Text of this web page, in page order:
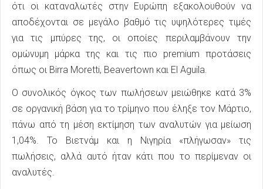
ότι οι καταναλωτές στην Ευρώπη εξακολουθούν να
αποδέχονται σε μεγάλο βαθμό τις υψηλότερες τιμές
για τις μπύρες της, οι οποίες περιλαμβάνουν την
ομώνυμη μάρκα της και τις πιο premium προτάσεις
όπως οι Birra Moretti, Beavertown και El Aguila.
Ο συνολικός όγκος των πωλήσεων μειώθηκε κατά 3%
σε οργανική βάση για το τρίμηνο που έληξε τον Μάρτιο,
πάνω από τη μέση εκτίμηση των αναλυτών για μείωση
1,04%. Το Βιετνάμ και η Νιγηρία «πλήγωσαν» τις
πωλήσεις, αλλά αυτό ήταν κάτι που το περίμεναν οι
αναλυτές.